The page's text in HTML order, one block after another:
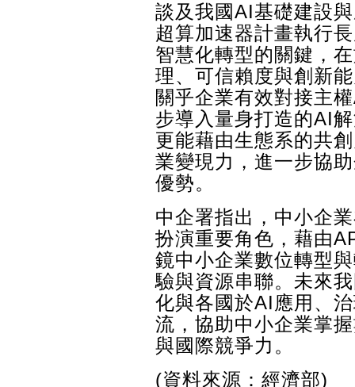
談及我國AI基礎建設
超算加速器計畫執行
智慧化轉型的關鍵，
理、可信賴度與創新
關乎企業有效對接主
步導入量身打造的AI
更能藉由生態系的共
業變現力，進一步協
優勢。
中企署指出，中小企
扮演重要角色，藉由
鏡中小企業數位轉型
驗與資源串聯。未來
化與各國於AI應用、
流，協助中小企業掌
與國際競爭力。
(資料來源：經濟部)